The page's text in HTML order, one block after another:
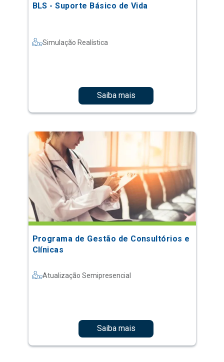
BLS - Suporte Básico de Vida
Simulação Realística
Saiba mais
Programa de Gestão de Consultórios e
Clínicas
Atualização Semipresencial
Saiba mais